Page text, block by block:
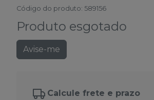
Código do produto: 589156
Produto esgotado
Avise-me
Calcule frete e prazo